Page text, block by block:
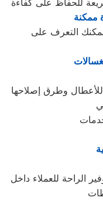
للحفاظ على كفاءة
ممكنة
التعرف على
وطرق إصلاحها
الراحة للعملاء داخل